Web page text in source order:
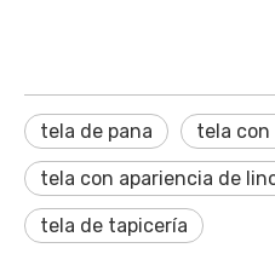
tela de pana tela con
tela con apariencia de
tela de tapicería